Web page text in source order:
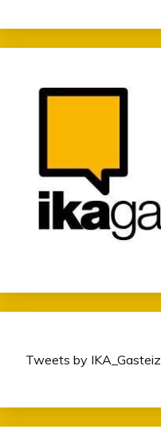
Tweets by IKA_Gasteiz